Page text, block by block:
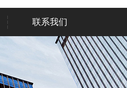
联系我们